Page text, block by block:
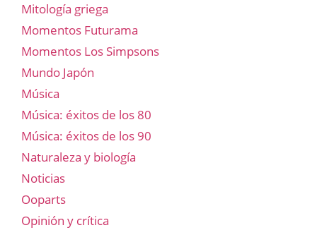
Mitología griega
Momentos Futurama
Momentos Los Simpsons
Mundo Japón
Música
Música: éxitos de los 80
Música: éxitos de los 90
Naturaleza y biología
Noticias
Ooparts
Opinión y crítica